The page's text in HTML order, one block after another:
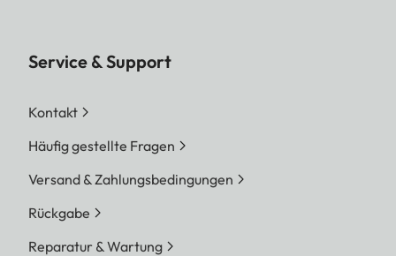
Service & Support
Kontakt
Häufig gestellte Fragen
Versand & Zahlungsbedingungen
Rückgabe
Reparatur & Wartung